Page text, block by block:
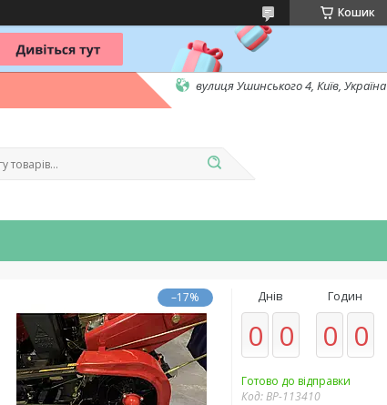
Кошик
вулиця Ушинського 4, Київ, Україна
–17% Днів
0 0
Годин
0 0
Готово до відправки
Код:BP-113410